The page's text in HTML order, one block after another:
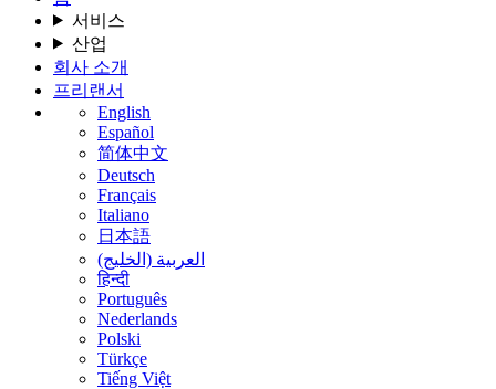
서비스
산업
회사 소개
프리랜서
English
Español
简体中文
Deutsch
Français
Italiano
日本語
العربية (الخليج)
हिन्दी
Português
Nederlands
Polski
Türkçe
Tiếng Việt